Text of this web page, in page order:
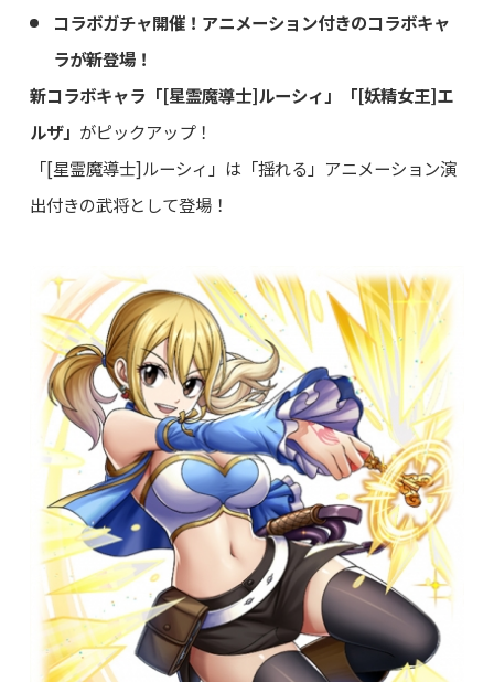
コラボガチャ開催！アニメーション付きのコラボキャ
ラが新登場！
新コラボキャラ「[星霊魔導士]ルーシィ」「[妖精女王]エ
ルザ」 がピックアップ！
「[星霊魔導士]ルーシィ」は「揺れる」アニメーション演
出付きの武将として登場！